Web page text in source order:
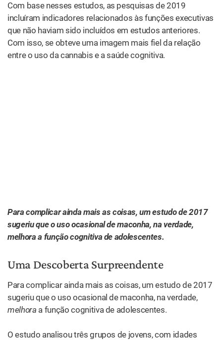
Com base nesses estudos, as pesquisas de 2019
incluíram indicadores relacionados às funções executivas
que não haviam sido incluídos em estudos anteriores.
Com isso, se obteve uma imagem mais fiel da relação
entre o uso da cannabis e a saúde cognitiva.
Para complicar ainda mais as coisas, um estudo de 2017
sugeriu que o uso ocasional de maconha, na verdade,
melhora a função cognitiva de adolescentes.
Uma Descoberta Surpreendente
Para complicar ainda mais as coisas, um estudo de 2017
sugeriu que o uso ocasional de maconha, na verdade,
melhora a função cognitiva de adolescentes.
O estudo analisou três grupos de jovens, com idades